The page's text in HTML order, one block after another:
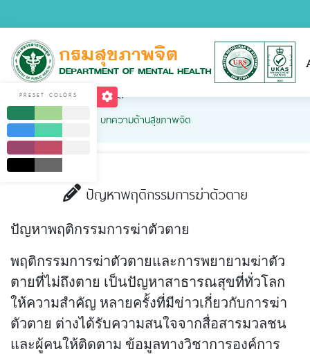
บทความด้านสุขภาพจิต
Home บริการ บทความด้านสุขภาพจิต
ปัญหาพฤติกรรมการฆ่าตัวตาย
ปัญหาพฤติกรรมการฆ่าตัวตาย
พฤติกรรมการฆ่าตัวตายและการพยายามฆ่าตัว
ตายที่ไม่ถึงตาย เป็นปัญหาสาธารณสุขที่ทั่วโลก
ให้ความสำคัญ หลายครั้งที่มีข่าวเกี่ยวกับการฆ่า
ตัวตาย ต่างได้รับความสนใจจากสื่อสารมวลชน
และผู้คนให้ติดตาม ข้อมูลทางวิชาการองค์การ
PRESET COLORS